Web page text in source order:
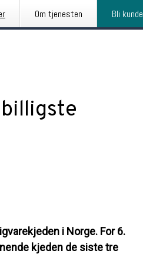
Om tjenesten Bli kunde
i Norge. For 6.
kjeden de siste tre